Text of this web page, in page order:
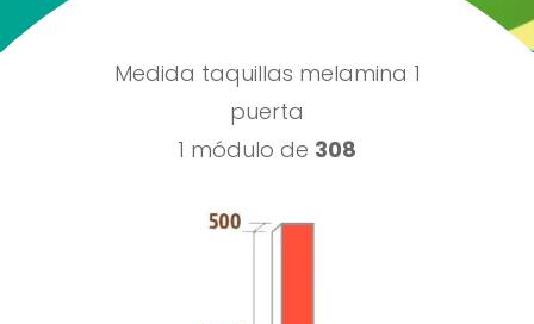
Medida taquillas melamina 1
puerta
1 módulo de 308